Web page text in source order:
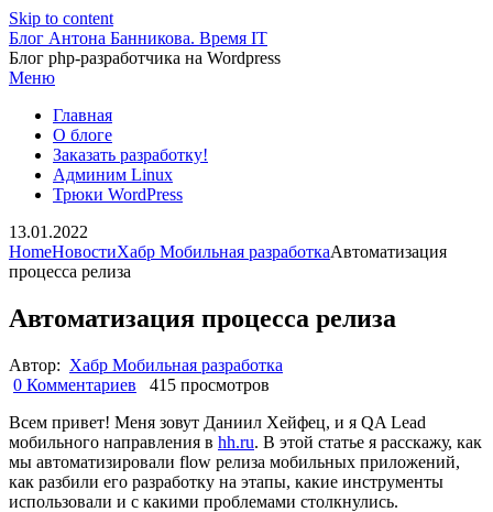
Skip to content
Блог Антона Банникова. Время IT
Блог php-разработчика на Wordpress
Меню
Главная
О блоге
Заказать разработку!
Админим Linux
Трюки WordPress
13.01.2022
HomeНовостиХабр Мобильная разработкаАвтоматизация
процесса релиза
Автоматизация процесса релиза
Автор: Хабр Мобильная разработка
0 Комментариев
415 просмотров
Всем привет! Меня зовут Даниил Хейфец, и я QA Lead
мобильного направления в hh.ru. В этой статье я расскажу, как
мы автоматизировали flow релиза мобильных приложений,
как разбили его разработку на этапы, какие инструменты
использовали и с какими проблемами столкнулись.